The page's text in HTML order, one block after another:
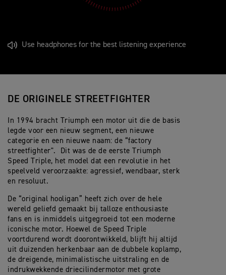
Use headphones for the best listening experience
DE ORIGINELE STREETFIGHTER
In 1994 bracht Triumph een motor uit die de basis
legde voor een nieuw segment, een nieuwe
categorie en een nieuwe naam: de “factory
streetfighter". Dit was de de eerste Triumph
Speed Triple, het model dat een revolutie in het
speelveld veroorzaakte: agressief, wendbaar, sterk
en resoluut.
De “original hooligan” heeft zich over de hele
wereld geliefd gemaakt bij talloze enthousiaste
fans en is inmiddels uitgegroeid tot een moderne
iconische motor. Hoewel de Speed Triple
voortdurend wordt doorontwikkeld, blijft hij altijd
uit duizenden herkenbaar aan de dubbele koplamp,
de dreigende, minimalistische uitstraling en de
indrukwekkende driecilindermotor met grote